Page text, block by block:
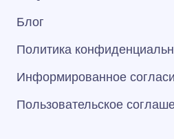
Блог
Политика
Информированное
Пользовательское